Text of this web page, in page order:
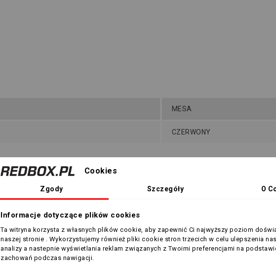
MESA
CZERWONY
5 innych produktów w tej samej
Cookies
Zgody Szczegóły O
Informacje dotyczące plików cookies
Ta witryna korzysta z własnych plików cookie, aby zapewnić Ci najwyższy poziom
naszej stronie . Wykorzystujemy również pliki cookie stron trzecich w celu ulepszenia
analizy a nastepnie wyświetlania reklam związanych z Twoimi preferencjami na
zachowań podczas nawigacji.